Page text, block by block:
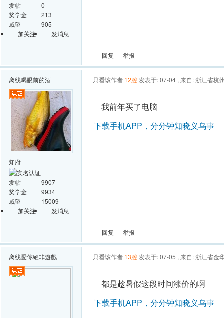
发帖
0
奖学金
213
威望
905
加关注
发消息
回复 举报
离线喝眼前的酒
知府
发帖
9907
奖学金
9934
威望
15009
加关注
发消息
只看该作者 12腔 发表于: 07-04 , 来自: 浙江省杭
我前年买了电脑
下载手机APP，分分钟知晓义乌事
回复 举报
离线愛你絕非遊戲 只看该作者 13腔 发表于: 07-05 , 来自: 浙江省金
都是趁暑假这段时间涨价的啊
下载手机APP，分分钟知晓义乌事